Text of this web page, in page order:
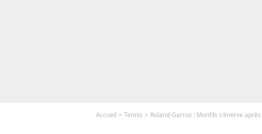
Accueil Tennis Roland-Garros : Monfils s'énerve